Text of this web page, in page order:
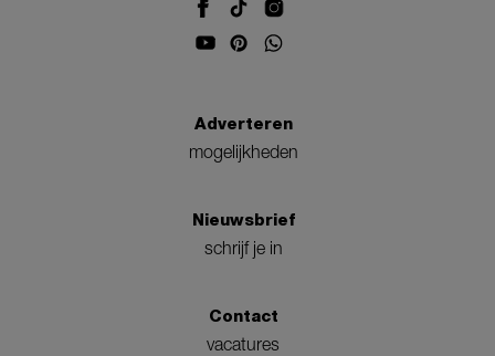
Adverteren
mogelijkheden
Nieuwsbrief
schrijf je in
Contact
vacatures